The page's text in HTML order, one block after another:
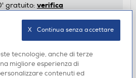
gratuito: verifica
AGGIUNGI
tecnologie, anche di terze
migliore esperienza di
contenuti ed
X   Continua senza accettare